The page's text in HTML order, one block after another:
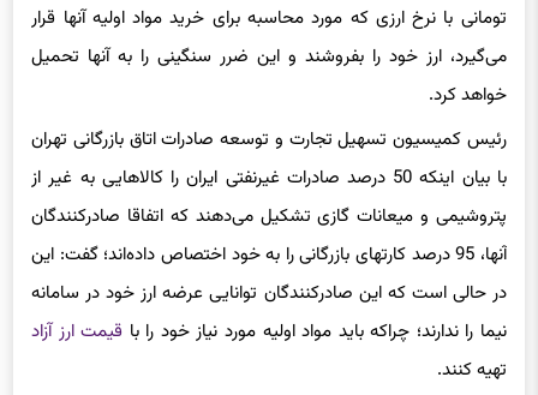
تومانی با نرخ ارزی که مورد محاسبه برای خرید مواد اولیه آنها قرار
می‌گیرد، ارز خود را بفروشند و این ضرر سنگینی را به آنها تحمیل
خواهد کرد.
رئیس کمیسیون تسهیل تجارت و توسعه صادرات اتاق بازرگانی تهران
با بیان اینکه 50 درصد صادرات غیرنفتی ایران را کالاهایی به غیر از
پتروشیمی و میعانات گازی تشکیل می‌دهند که اتفاقا صادرکنندگان
آنها، 95 درصد کارتهای بازرگانی را به خود اختصاص داده‌اند؛ گفت: این
در حالی است که این صادرکنندگان توانایی عرضه ارز خود در سامانه
نیما را ندارند؛ چراکه باید مواد اولیه مورد نیاز خود را با قیمت ارز آزاد
تهیه کنند.